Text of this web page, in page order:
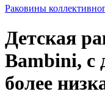
Раковины
Детская
Bambini, с
более